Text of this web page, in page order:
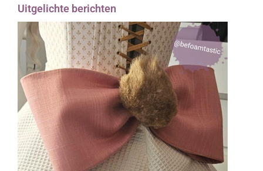
Uitgelichte berichten